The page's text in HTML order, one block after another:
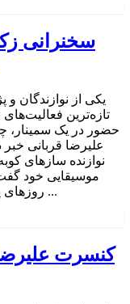
سخنرانی
یکی از نوازندگان
تازه‌ترین
حضور در یک سمینار،
علیرضا قربانی
نوازنده سازهای
موسیقایی خود
روزهای پیش‌رو قرار است در آن حضور داشته ...
کنسرت علیرضا